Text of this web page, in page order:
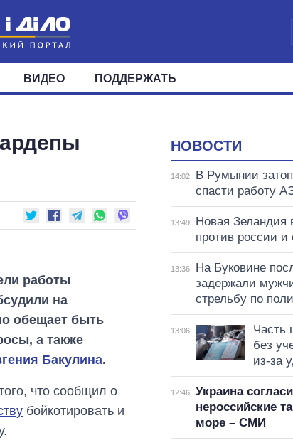
ОБЩЕСТВО
ФРАКЦИИ
ВИДЕО ПОДДЕРЖАТЬ
работы
на
обещает быть
а также
Бакулина.
что сообщил о
бойкотировать и
НОВОСТИ
14:02
В Румынии
спасти работу
13:49
Новая Зеландия
против россии и
13:36
На Буковине
задержали
стрельбу по
13:06
Часть
без
из-за
12:46
Украина
нероссийские
море – СМИ